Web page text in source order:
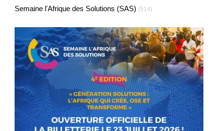
Semaine l'Afrique des Solutions (SAS) (514)